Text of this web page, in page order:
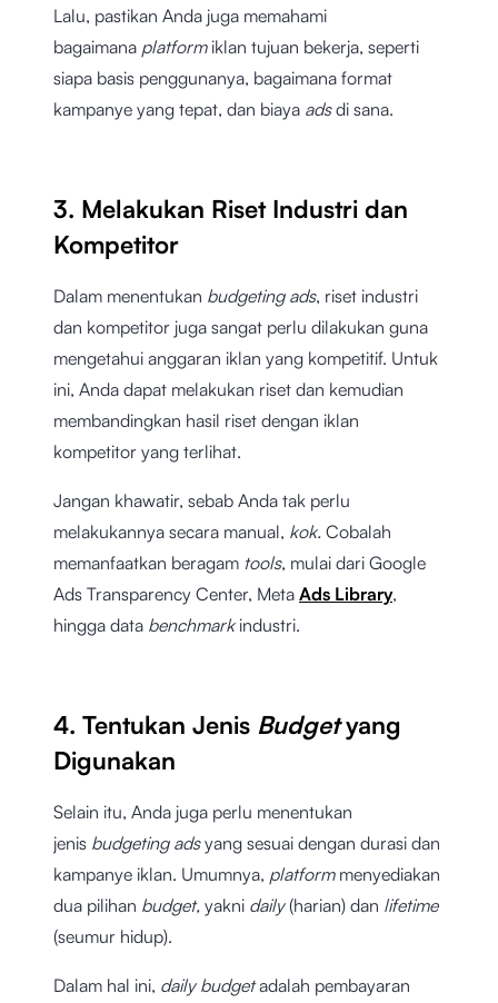
Lalu, pastikan Anda juga memahami
bagaimana platform iklan tujuan bekerja, seperti
siapa basis penggunanya, bagaimana format
kampanye yang tepat, dan biaya adsdi sana.
3. Melakukan Riset Industri dan
Kompetitor
Dalam menentukan budgeting ads, riset industri
dan kompetitor juga sangat perlu dilakukan guna
mengetahui anggaran iklan yang kompetitif. Untuk
ini, Anda dapat melakukan riset dan kemudian
membandingkan hasil riset dengan iklan
kompetitor yang terlihat.
Jangan khawatir, sebab Anda tak perlu
melakukannya secara manual, kok. Cobalah
memanfaatkan beragam tools, mulai dari Google
Ads Transparency Center, Meta Ads Library,
hingga data benchmark industri.
4. Tentukan Jenis Budgetyang
Digunakan
Selain itu, Anda juga perlu menentukan
jenis budgeting adsyang sesuai dengan durasi dan
kampanye iklan. Umumnya, platformmenyediakan
dua pilihan budget, yakni daily(harian) dan lifetime
(seumur hidup).
Dalam hal ini, daily budgetadalah pembayaran